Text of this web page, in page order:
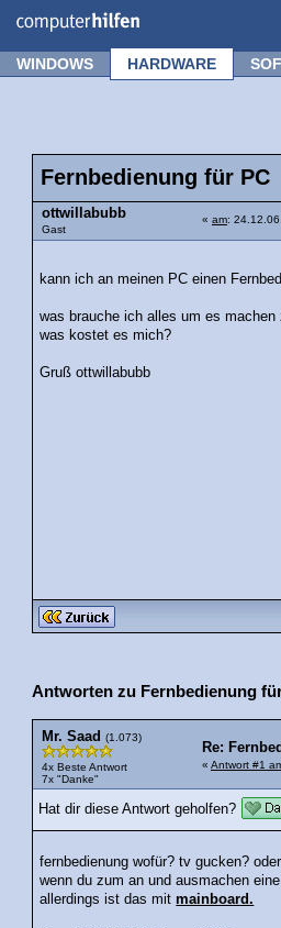
WINDOWS HARDWARE
Fernbedienung für PC
ottwillabubb
Gast
« am:
kann ich an meinen PC einen
was brauche ich alles um es machen
was kostet es mich?
Gruß ottwillabubb
Antworten zu Fernbedienung
Mr. Saad (1.073)
4x Beste Antwort
7x "Danke"
Re:
« Antwort #1
Hat dir diese Antwort geholfen?
fernbedienung wofür? tv gucken?
wenn du zum an und ausmachen
allerdings ist das mitmainboard.